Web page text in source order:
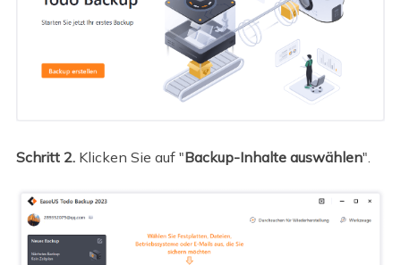
Schritt 2.Klicken Sie auf "Backup-Inhalte auswählen".